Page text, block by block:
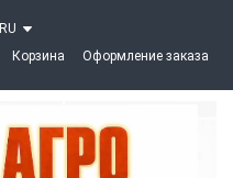
RU
Корзина Оформление заказа